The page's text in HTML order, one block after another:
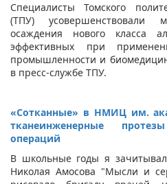
Специалисты Томского
(ТПУ) усовершенствовали
осаждения нового класса
эффективных при
промышленности и
в пресс-службе ТПУ.
«Сотканные» в НМИЦ им.
тканеинженерные
операций
В школьные годы я
Николая Амосова "Мысли и